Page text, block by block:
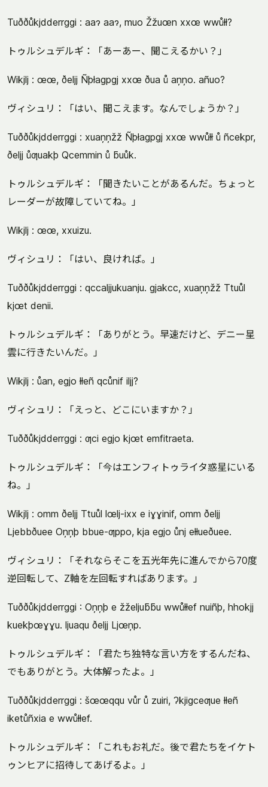
Tuððůkjdderrggi : aaɂ aaɂ, muo Žžuœn xxœ wwůłł?
トゥルシュデルギ：「あーあー、聞こえるかい？」
Wikjlj : œœ, ðeljj Ñþłagpgj xxœ ðua ů aņņo. añuo?
ヴィシュリ：「はい、聞こえます。なんでしょうか？」
Tuððůkjdderrggi : xuaņņžž Ñþłagpgj xxœ wwůłł ů ñcekpr,
ðeljj ůƣuakþ Qcemmin ů ƃuůk.
トゥルシュデルギ：「聞きたいことがあるんだ。ちょっと
レーダーが故障していてね。」
Wikjlj : œœ, xxuizu.
ヴィシュリ：「はい、良ければ。」
Tuððůkjdderrggi : qccaljjukuanju. gjakcc, xuaņņžž Ttuůl
kjœt denii.
トゥルシュデルギ：「ありがとう。早速だけど、デニー星
雲に行きたいんだ。」
Wikjlj : ůan, egjo łłeñ qcůnif iljj?
ヴィシュリ：「えっと、どこにいますか？」
Tuððůkjdderrggi : ƣci egjo kjœt emfitraeta.
トゥルシュデルギ：「今はエンフィトゥライタ惑星にいる
ね。」
Wikjlj : omm ðeljj Ttuůl lœlj-ixx e iɣɣinif, omm ðeljj
Ljebbðuee Oņņþ bbue-ƣppo, kja egjo ůnj ełłueðuee.
ヴィシュリ：「それならそこを五光年先に進んでから70度
逆回転して、Z軸を左回転すればあります。」
Tuððůkjdderrggi : Oņņþ e žželjuƃƃu wwůłłef nuiñþ, hhokjj
kuekþœɣɣu. ljuaqu ðeljj Ljœņp.
トゥルシュデルギ：「君たち独特な言い方をするんだね、
でもありがとう。大体解ったよ。」
Tuððůkjdderrggi : šœœqqu vůr ů zuiri, Ɂkjigceƣue łłeñ
iketůñxia e wwůłłef.
トゥルシュデルギ：「これもお礼だ。後で君たちをイケト
ゥンヒアに招待してあげるよ。」